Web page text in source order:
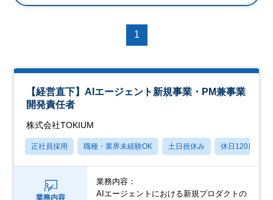
1
【経営直下】AIエージェント新規事業・PM兼事業
開発責任者
株式会社TOKIUM
正社員採用 職種・業界未経験OK 土日祝休み 休日120日以上
業務内容
業務内容：
AIエージェントにおける新規プロダクトの